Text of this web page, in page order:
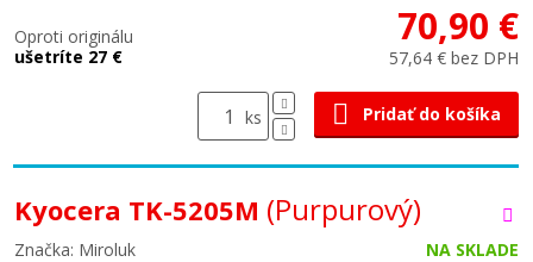
Oproti originálu
ušetríte 27 €
70,90 €
57,64 € bez DPH
ks Pridať do košíka
Kyocera TK-5205M (Purpurový)
Značka: Miroluk
NA SKLADE